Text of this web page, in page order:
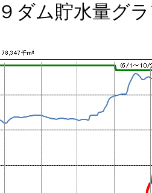
ダム貯水量グラ